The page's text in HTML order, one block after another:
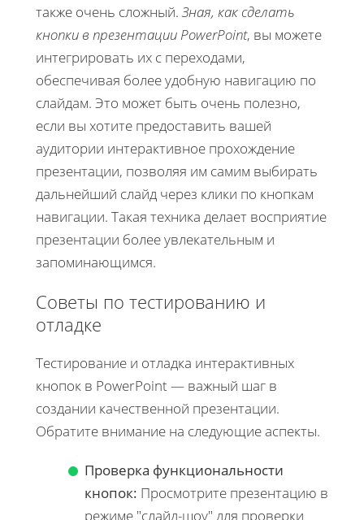
также очень сложный.Зная, как сделать
кнопки в презентации PowerPoint, вы можете
интегрировать их с переходами,
обеспечивая более удобную навигацию по
слайдам. Это может быть очень полезно,
если вы хотите предоставить вашей
аудитории интерактивное прохождение
презентации, позволяя им самим выбирать
дальнейший слайд через клики по кнопкам
навигации. Такая техника делает восприятие
презентации более увлекательным и
запоминающимся.
Советы по тестированию и
отладке
Тестирование и отладка интерактивных
кнопок в PowerPoint — важный шаг в
создании качественной презентации.
Обратите внимание на следующие аспекты.
Проверка функциональности
кнопок: Просмотрите презентацию в
режиме "слайд-шоу" для проверки